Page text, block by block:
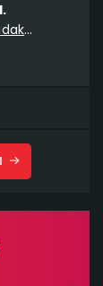
www.zonepark.hu/uzletek/budakeszi